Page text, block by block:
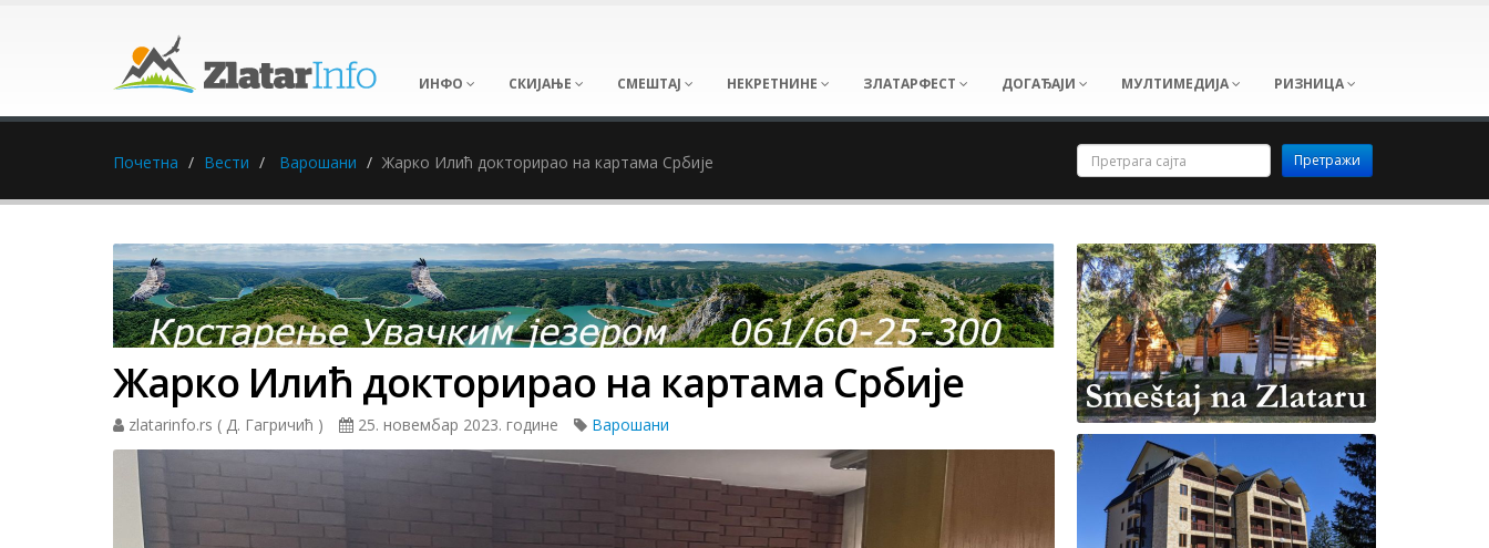
ИНФО СКИЈАЊЕ СМЕШТАЈ НЕКРЕТНИНЕ ЗЛАТАРФЕСТ ДОГАЂАЈИ МУЛТИМЕДИЈА РИЗНИЦА
Почетна Вести Варошани Жарко Илић докторирао на картама Србије
Жарко Илић докторирао на картама Србије
zlatarinfo.rs ( Д. Гагричић ) 25. новембар 2023. године Варошани